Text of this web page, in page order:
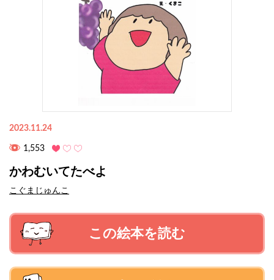
2023.11.24
1,553
かわむいてたべよ
こぐまじゅんこ
この絵本を読む